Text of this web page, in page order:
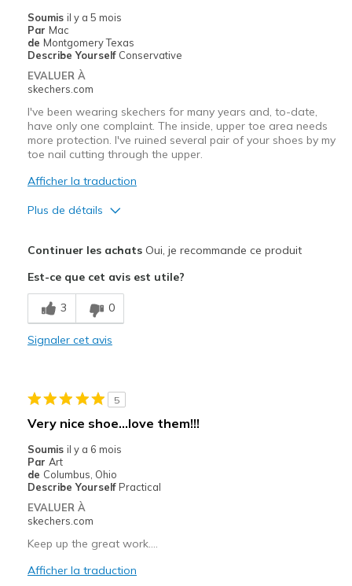
Soumis il y a 5 mois
Par Mac
de Montgomery Texas
Describe Yourself Conservative
EVALUER À
skechers.com
I've been wearing skechers for many years and, to-date,
have only one complaint. The inside, upper toe area needs
more protection. I've ruined several pair of your shoes by my
toe nail cutting through the upper.
Afficher la traduction
Plus de détails
Breathe Well
Comfortable
Need Break In
Les meilleures utilisations
Casual Wear
Travel
Sizing
Feels true to size
Continuer les achatsOui, je recommande ce produit
Est-ce que cet avis est utile?
3 0
Signaler cet avis
5
Very nice shoe…love them!!!
Soumis il y a 6 mois
Par Art
de Columbus, Ohio
Describe Yourself Practical
EVALUER À
skechers.com
Keep up the great work….
Afficher la traduction